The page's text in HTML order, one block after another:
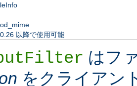
以降で使用可能
はフ
をクライアン